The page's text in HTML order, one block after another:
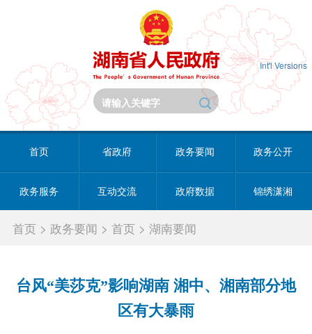
Int'l Versions
首页 省政府 政务要闻 政务公开
政务服务 互动交流 政府数据 锦绣潇湘
首页 >政务要闻 >首页 >湖南要闻
台风“美莎克”影响湖南 湘中、湘南部分地
区有大暴雨